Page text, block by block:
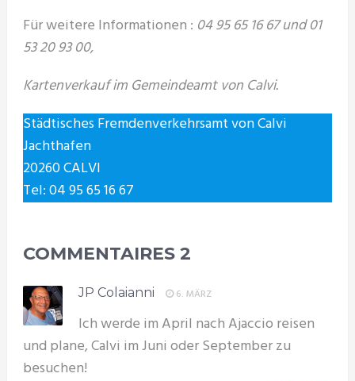
Für weitere Informationen : 04 95 65 16 67 und 01
53 20 93 00,
Kartenverkauf im Gemeindeamt von Calvi.
Städtisches Fremdenverkehrsamt von Calvi
Jachthafen
20260 CALVI
Tel: 04 95 65 16 67
COMMENTAIRES 2
JP Colaianni 6. MÄRZ
Ich werde im April nach Ajaccio reisen
und plane, Calvi im Juni oder September zu
besuchen!